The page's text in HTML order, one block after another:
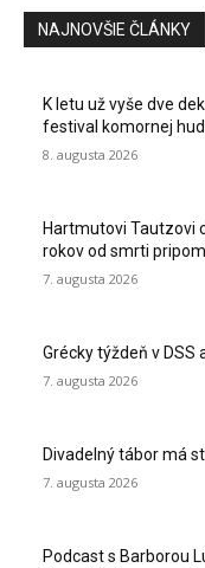
NAJNOVŠIE ČLÁNKY
K letu už vyše dve
festival komornej
8. augusta 2026
Hartmutovi Tautzovi
rokov od smrti
7. augusta 2026
Grécky týždeň v DSS
7. augusta 2026
Divadelný tábor má
7. augusta 2026
Podcast s Barborou